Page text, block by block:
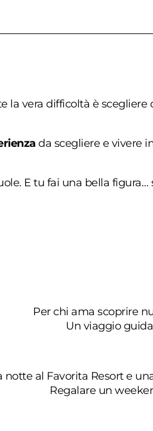
la vera difficoltà è scegliere
da scegliere e vivere
E tu fai una bella figura…
Per chi ama scoprire
Un viaggio
notte al Favorita Resort e
Regalare un